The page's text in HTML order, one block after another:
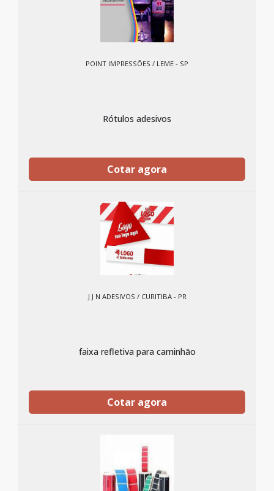
POINT IMPRESSÕES / LEME - SP
Rótulos adesivos
Cotar agora
J J N ADESIVOS / CURITIBA - PR
faixa refletiva para caminhão
Cotar agora